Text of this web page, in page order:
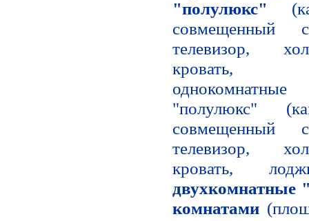
"полулюкс"
совмещенный
телевизор,
кровать,
однокомнатные
"полулюкс"
совмещенный
телевизор,
кровать,
двухкомнатные
комнатами